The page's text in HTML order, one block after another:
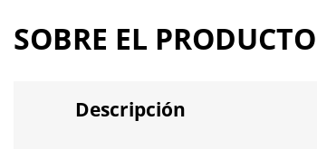
SOBRE EL PRODUCTO
Descripción